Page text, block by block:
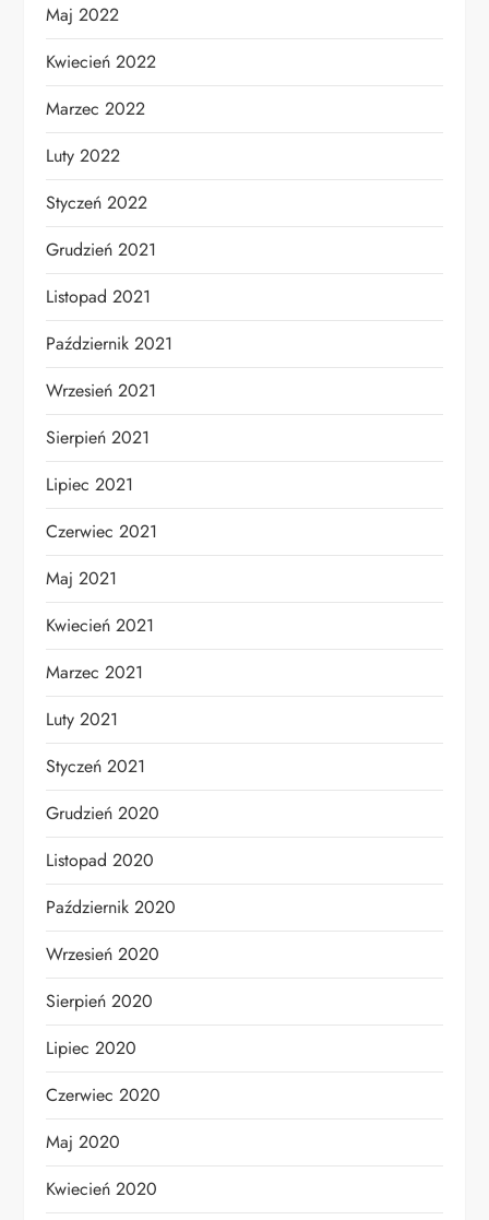
Maj 2022
Kwiecień 2022
Marzec 2022
Luty 2022
Styczeń 2022
Grudzień 2021
Listopad 2021
Październik 2021
Wrzesień 2021
Sierpień 2021
Lipiec 2021
Czerwiec 2021
Maj 2021
Kwiecień 2021
Marzec 2021
Luty 2021
Styczeń 2021
Grudzień 2020
Listopad 2020
Październik 2020
Wrzesień 2020
Sierpień 2020
Lipiec 2020
Czerwiec 2020
Maj 2020
Kwiecień 2020